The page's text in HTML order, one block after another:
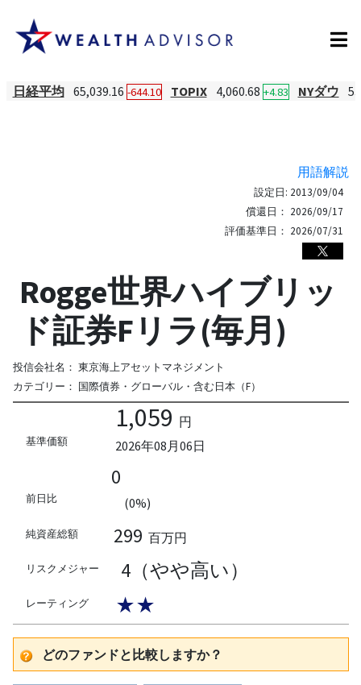
日経平均 65,039.16 -644.10 TOPIX 4,060.68 +4.83 NYダウ
用語解説
設定日: 2013/09/04
償還日： 2026/09/17
評価基準日： 2026/07/31
Rogge世界ハイブリッ
ド証券Fリラ(毎月)
投信会社名： 東京海上アセットマネジメント
カテゴリー： 国際債券・グローバル・含む日本（F）
基準価額
1,059 円
2026年08月06日
前日比
0
(0%)
純資産総額 299 百万円
リスクメジャー 4（やや高い）
レーティング ★★
どのファンドと比較しますか？